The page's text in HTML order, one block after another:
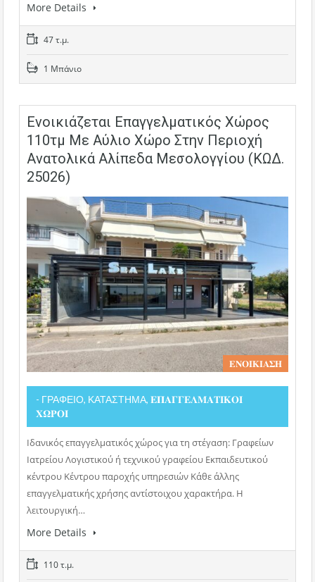
More Details
47 τ.μ.
1 Μπάνιο
Ενοικιάζεται Επαγγελματικός Χώρος
110τμ Με Αύλιο Χώρο Στην Περιοχή
Ανατολικά Αλίπεδα Μεσολογγίου (ΚΩΔ.
25026)
𝚬𝚴𝚶𝚰𝚱𝚰𝚨𝚺𝚮
- ΓΡΑΦΕΙΟ, ΚΑΤΑΣΤΗΜΑ, 𝚬𝚷𝚨𝚪𝚪𝚬𝚲𝚳𝚨𝚻𝚰𝚱𝚶𝚰
𝚾𝛀𝚸𝚶𝚰
Ιδανικός επαγγελματικός χώρος για τη στέγαση: Γραφείων
Ιατρείου Λογιστικού ή τεχνικού γραφείου Εκπαιδευτικού
κέντρου Κέντρου παροχής υπηρεσιών Κάθε άλλης
επαγγελματικής χρήσης αντίστοιχου χαρακτήρα. Η
λειτουργική…
More Details
110 τ.μ.